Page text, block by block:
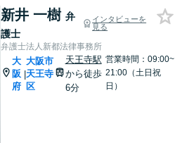
新井 一樹 弁
護士
インタビューを
見る
弁護士法人新都法律事務所
大
阪
府
|
大阪市
天王寺
区
天王寺駅
から徒歩
6分
営業時間：09:00~
21:00（土日祝
日）